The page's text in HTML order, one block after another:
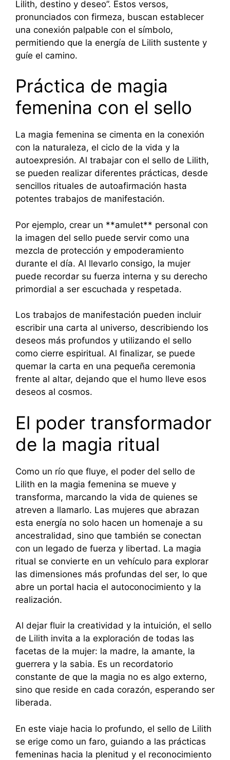
Lilith, destino y deseo”. Estos versos,
pronunciados con firmeza, buscan establecer
una conexión palpable con el símbolo,
permitiendo que la energía de Lilith sustente y
guíe el camino.
Práctica de magia
femenina con el sello
La magia femenina se cimenta en la conexión
con la naturaleza, el ciclo de la vida y la
autoexpresión. Al trabajar con el sello de Lilith,
se pueden realizar diferentes prácticas, desde
sencillos rituales de autoafirmación hasta
potentes trabajos de manifestación.
Por ejemplo, crear un **amulet** personal con
la imagen del sello puede servir como una
mezcla de protección y empoderamiento
durante el día. Al llevarlo consigo, la mujer
puede recordar su fuerza interna y su derecho
primordial a ser escuchada y respetada.
Los trabajos de manifestación pueden incluir
escribir una carta al universo, describiendo los
deseos más profundos y utilizando el sello
como cierre espiritual. Al finalizar, se puede
quemar la carta en una pequeña ceremonia
frente al altar, dejando que el humo lleve esos
deseos al cosmos.
El poder transformador
de la magia ritual
Como un río que fluye, el poder del sello de
Lilith en la magia femenina se mueve y
transforma, marcando la vida de quienes se
atreven a llamarlo. Las mujeres que abrazan
esta energía no solo hacen un homenaje a su
ancestralidad, sino que también se conectan
con un legado de fuerza y libertad. La magia
ritual se convierte en un vehículo para explorar
las dimensiones más profundas del ser, lo que
abre un portal hacia el autoconocimiento y la
realización.
Al dejar fluir la creatividad y la intuición, el sello
de Lilith invita a la exploración de todas las
facetas de la mujer: la madre, la amante, la
guerrera y la sabia. Es un recordatorio
constante de que la magia no es algo externo,
sino que reside en cada corazón, esperando ser
liberada.
En este viaje hacia lo profundo, el sello de Lilith
se erige como un faro, guiando a las prácticas
femeninas hacia la plenitud y el reconocimiento